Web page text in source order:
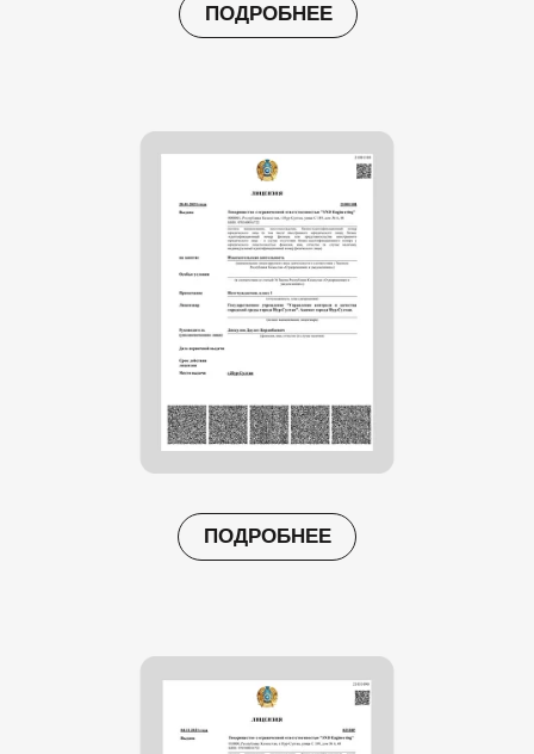
ПОДРОБНЕЕ
ПОДРОБНЕЕ